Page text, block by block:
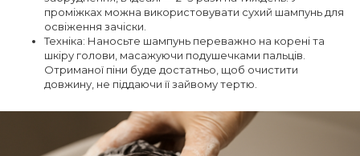
проміжках можна використовувати сухий шампунь для
освіження зачіски.
Техніка: Наносьте шампунь переважно на корені та
шкіру голови, масажуючи подушечками пальців.
Отриманої піни буде достатньо, щоб очистити
довжину, не піддаючи її зайвому тертю.